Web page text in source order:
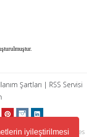
iyileştirilmesi
Şartları | RSS Servisi
materyaller, resimler, ses